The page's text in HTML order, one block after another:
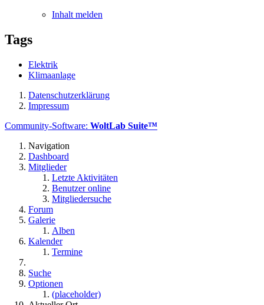
Inhalt melden
Tags
Elektrik
Klimaanlage
Datenschutzerklärung
Impressum
Community-Software: WoltLab Suite™
Navigation
Dashboard
Mitglieder
Letzte Aktivitäten
Benutzer online
Mitgliedersuche
Forum
Galerie
Alben
Kalender
Termine
Suche
Optionen
(placeholder)